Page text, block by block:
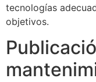
tecnologías
objetivos.